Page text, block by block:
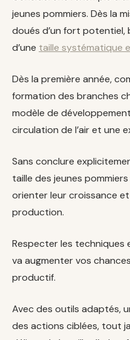
jeunes pommiers. Dès la
doués d’un fort
d’une taille systématique
Dès la première année,
formation des branches
modèle de
circulation de l’air et une
Sans conclure
taille des jeunes
orienter leur croissance
production.
Respecter les techniques
va augmenter vos
productif.
Avec des outils adaptés,
des actions ciblées, tout